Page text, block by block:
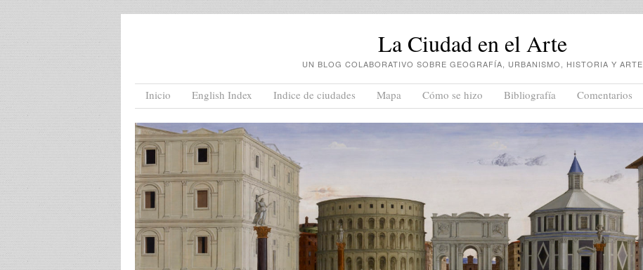
La Ciudad en el Arte
UN BLOG COLABORATIVO SOBRE GEOGRAFÍA, URBANISMO, HISTORIA Y ARTE
Menu
Skip to content
Inicio English Index Indice de ciudades Mapa Cómo se hizo Bibliografía Comentarios